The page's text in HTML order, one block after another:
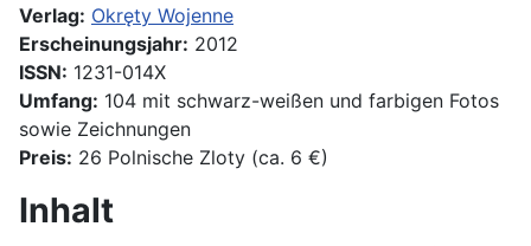
Verlag: Okręty Wojenne
Erscheinungsjahr: 2012
ISSN: 1231-014X
Umfang: 104 mit schwarz-weißen und farbigen Fotos
sowie Zeichnungen
Preis: 26 Polnische Zloty (ca. 6 €)
Inhalt